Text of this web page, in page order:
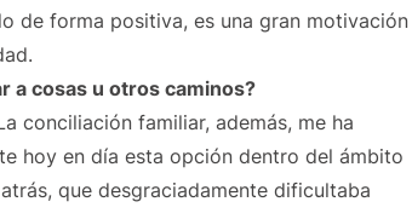
de forma positiva, es una gran motivación
a cosas u otros caminos?
conciliación familiar, además, me ha
hoy en día esta opción dentro del ámbito
que desgraciadamente dificultaba